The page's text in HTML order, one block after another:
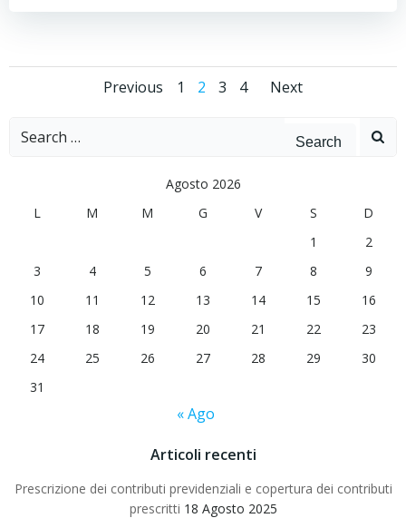
Posts
Previous
Posts
navigation
Page
1 Page
2 Page
3 Page
4
Posts
Next
Search
Agosto 2026
L
M M G V S
D
1
2
3
4 5 6 7 8
9
10
11 12 13 14 15
16
17
18 19 20 21 22
23
24
25 26 27 28 29
30
31
« Ago
Articoli recenti
Prescrizione dei contributi previdenziali e copertura dei contributi
prescritti 18 Agosto 2025